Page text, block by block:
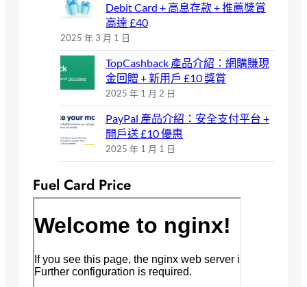
Debit Card + 高息存款 + 推薦獎賞
高達 £40
2025 年 3 月 1 日
TopCashback 產品介紹：網購賺現
金回贈 + 新用戶 £10 獎賞
2025 年 1 月 2 日
PayPal 產品介紹：安全支付平台 +
開戶送 £10 優惠
2025 年 1 月 1 日
Fuel Card Price